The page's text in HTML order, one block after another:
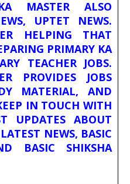
MASTER ALSO
UPTET NEWS.
HELPING THAT
PRIMARY KA
TEACHER JOBS.
PROVIDES JOBS
MATERIAL, AND
IN TOUCH WITH
UPDATES ABOUT
NEWS, BASIC
BASIC SHIKSHA